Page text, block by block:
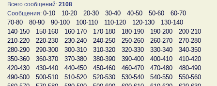
Всего сообщений: 2108
Сообщения: 0-10 10-20 20-30 30-40 40-50 50-60
60-70
70-80
80-90 90-100 100-110 110-120 120-130
130-140
140-150
150-160 160-170 170-180 180-190 190-200
200-210
210-220
220-230 230-240 240-250 250-260 260-270
270-280
280-290
290-300 300-310 310-320 320-330 330-340
340-350
350-360
360-370 370-380 380-390 390-400 400-410
410-420
420-430
430-440 440-450 450-460 460-470 470-480
480-490
490-500
500-510 510-520 520-530 530-540 540-550
550-560